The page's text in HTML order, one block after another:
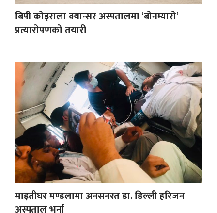
बिपी कोइराला क्यान्सर अस्पतालमा ‘बोनम्यारो’
प्रत्यारोपणको तयारी
माइतीघर मण्डलामा अनसनरत डा. डिल्ली हरिजन
अस्पताल भर्ना